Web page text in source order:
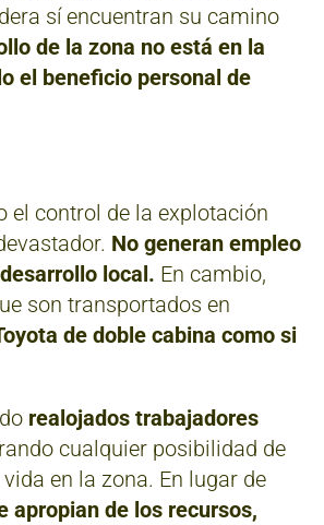
sí encuentran su camino
de la zona no está en la
el beneficio personal de
el control de la explotación
No generan empleo
local. En cambio,
son transportados en
de doble cabina como si
realojados trabajadores
cualquier posibilidad de
en la zona. En lugar de
apropian de los recursos,